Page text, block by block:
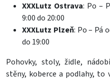
XXXLutz Ostrava: Po –
9:00 do 20:00
XXXLutz Plzeň: Po – Pá
do 19:00
Pohovky, stoly,židle, nádobí
stěny, kobercea podlahy, to